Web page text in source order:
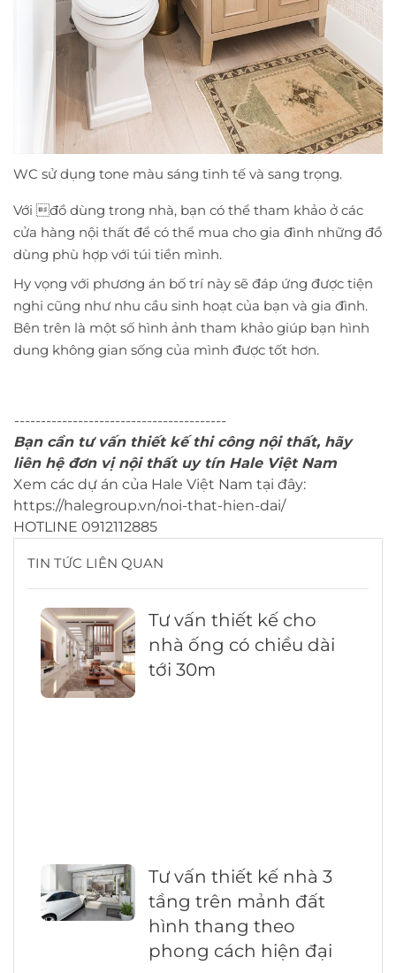
WC sử dụng tone màu sáng tinh tế và sang trọng.
Với đồ dùng trong nhà, bạn có thể tham khảo ở các
cửa hàng nội thất để có thể mua cho gia đình những đồ
dùng phù hợp với túi tiền mình.
Hy vọng với phương án bố trí này sẽ đáp ứng được tiện
nghi cũng như nhu cầu sinh hoạt của bạn và gia đình.
Bên trên là một số hình ảnh tham khảo giúp bạn hình
dung không gian sống của mình được tốt hơn.
----------------------------------------
Bạn cần tư vấn thiết kế thi công nội thất, hãy
liên hệ đơn vị nội thất uy tín Hale Việt Nam
Xem các dự án của Hale Việt Nam tại đây:
https://halegroup.vn/noi-that-hien-dai/
HOTLINE 0912112885
TIN TỨC LIÊN QUAN
Tư vấn thiết kế cho
nhà ống có chiều dài
tới 30m
Tư vấn thiết kế nhà 3
tầng trên mảnh đất
hình thang theo
phong cách hiện đại